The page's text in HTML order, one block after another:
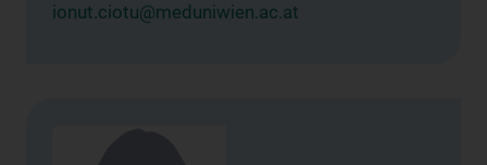
ionut.ciotu@meduniwien.ac.at